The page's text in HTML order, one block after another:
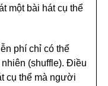
một bài hát cụ thể
phí chỉ có thể
(shuffle). Điều
cụ thể mà người